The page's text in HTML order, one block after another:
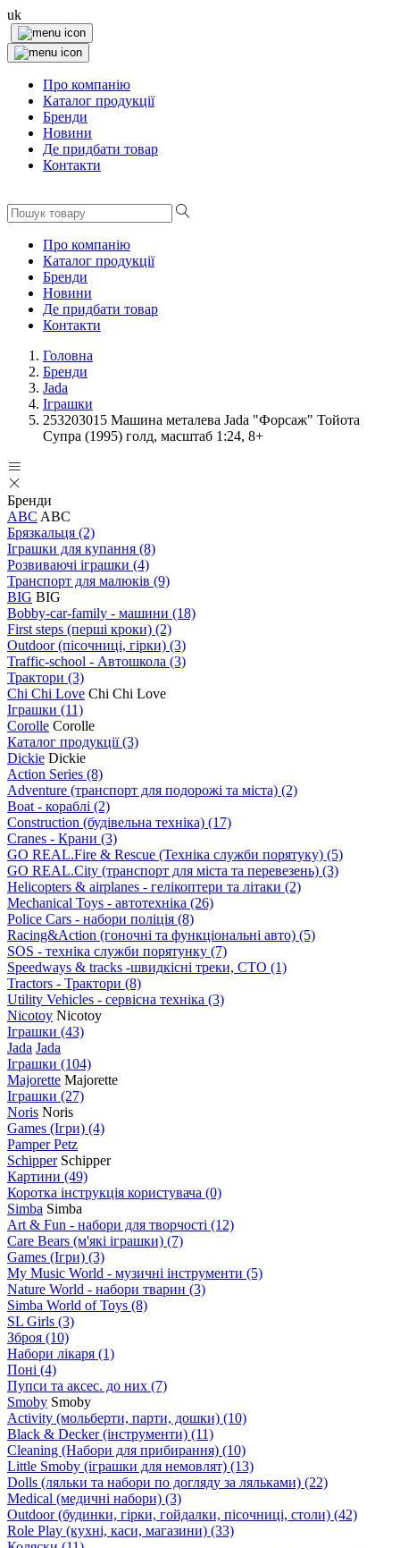
uk
Про компанію
Каталог продукції
Бренди
Новини
Де придбати товар
Контакти
Про компанію
Каталог продукції
Бренди
Новини
Де придбати товар
Контакти
Головна
Бренди
Jada
Іграшки
253203015 Машина металева Jada "Форсаж" Тойота
Супра (1995) голд, масштаб 1:24, 8+
Бренди
ABC ABC
Брязкальця (2)
Іграшки для купання (8)
Розвиваючі іграшки (4)
Транспорт для малюків (9)
BIG BIG
Bobby-car-family - машини (18)
First steps (перші кроки) (2)
Outdoor (пісочниці, гірки) (3)
Traffic-school - Автошкола (3)
Трактори (3)
Chi Chi Love Chi Chi Love
Іграшки (11)
Corolle Corolle
Каталог продукції(3)
Dickie Dickie
Action Series (8)
Adventure (транспорт для подорожі та міста) (2)
Boat - кораблі (2)
Construction (будівельна техніка) (17)
Cranes - Крани (3)
GO REAL.Fire & Rescue (Техніка служби порятуку) (5)
GO REAL.City (транспорт для міста та перевезень) (3)
Helicopters & airplanes - гелікоптери та літаки (2)
Mechanical Toys - автотехніка (26)
Police Cars - набори поліція (8)
Racing&Action (гоночні та функціональні авто) (5)
SOS - техніка служби порятунку (7)
Speedways & tracks -швидкісні треки, СТО (1)
Tractors - Трактори (8)
Utility Vehicles - сервісна техніка (3)
Nicotoy Nicotoy
Іграшки (43)
Jada Jada
Іграшки (104)
Majorette Majorette
Іграшки (27)
Noris Noris
Games (Ігри) (4)
Pamper Petz
Schipper Schipper
Картини (49)
Коротка інструкція користувача (0)
Simba Simba
Art & Fun - набори для творчості (12)
Care Bears (м'які іграшки) (7)
Games (Ігри) (3)
My Music World - музичні інструменти (5)
Nature World - набори тварин (3)
Simba World of Toys (8)
SL Girls (3)
Зброя (10)
Набори лікаря (1)
Поні (4)
Пупси та аксес. до них (7)
Smoby Smoby
Аctivity (мольберти, парти, дошки) (10)
Black & Decker (інструменти) (11)
Cleaning (Набори для прибирання) (10)
Little Smoby (іграшки для немовлят) (13)
Dolls (ляльки та набори по догляду за ляльками) (22)
Medical (медичні набори) (3)
Outdoor (будинки, гірки, гойдалки, пісочниці, столи) (42)
Role Play (кухні, каси, магазини) (33)